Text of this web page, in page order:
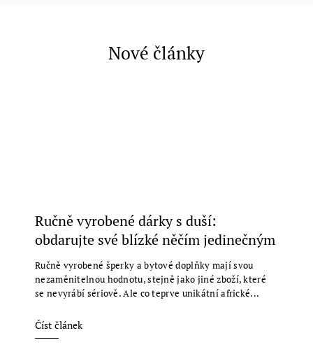
Nové články
Ručně vyrobené dárky s duší:
obdarujte své blízké něčím jedinečným
Ručně vyrobené šperky a bytové doplňky mají svou
nezaměnitelnou hodnotu, stejně jako jiné zboží, které
se nevyrábí sériově. Ale co teprve unikátní africké...
Číst článek